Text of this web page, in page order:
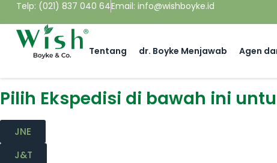
Telp: (021) 837 040 64Email: info@wishboyke.id
Tentang dr. Boyke Menjawab Agen
Pilih Ekspedisi di bawah ini
JNE
J&T